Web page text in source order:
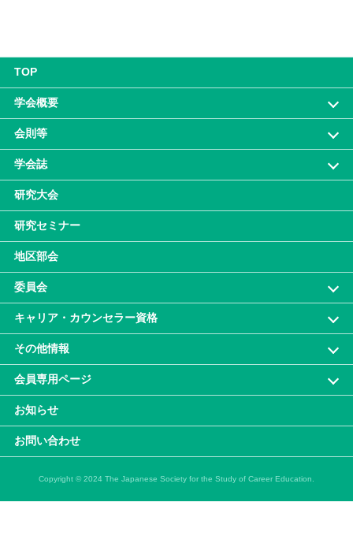
TOP
学会概要
会則等
学会誌
研究大会
研究セミナー
地区部会
委員会
キャリア・カウンセラー資格
その他情報
会員専⽤ページ
お知らせ
お問い合わせ
Copyright © 2024 The Japanese Society for the Study of Career Education.